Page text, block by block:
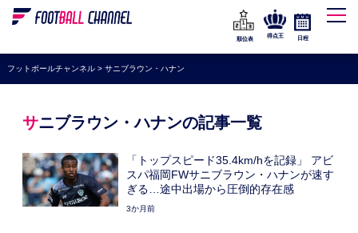
WEリーグ
海外サッカー
プレミアリーグ
ラ・リーガ
ブンデスリーガ
UEFA
順位表
得点王 日程
フットボールチャンネル> サニブラウン・ハナン
サニブラウン・ハナンの記事一覧
「トップスピード35.4km/hを記録」 アビ
スパ福岡FWサニブラウン・ハナンが速す
ぎる…途中出場から圧倒的存在感
3か月前